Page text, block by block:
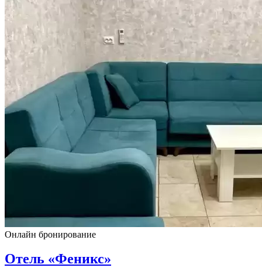
Онлайн бронирование
Отель «Феникс»